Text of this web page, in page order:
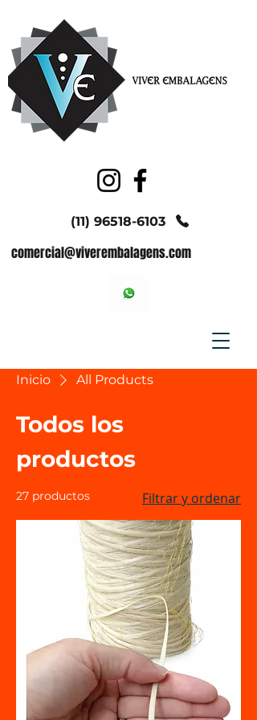
(11) 96518-6103
comercial@viverembalagens.com
Inicio All Products
Todos los
productos
27 productos Filtrar y ordenar